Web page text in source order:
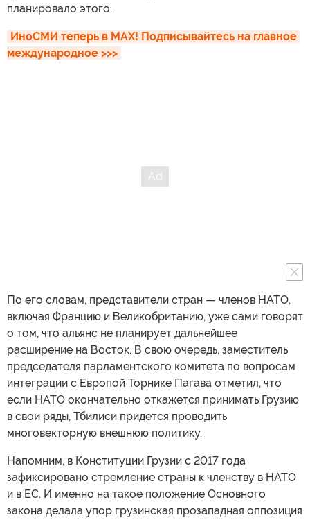
планировало этого.
ИноСМИ теперь в MAX! Подписывайтесь на главное
международное >>>
По его словам, представители стран — членов НАТО,
включая Францию и Великобританию, уже сами говорят
о том, что альянс не планирует дальнейшее
расширение на Восток. В свою очередь, заместитель
председателя парламентского комитета по вопросам
интеграции с Европой Торнике Пагава отметил, что
если НАТО окончательно откажется принимать Грузию
в свои ряды, Тбилиси придется проводить
многовекторную внешнюю политику.
Напомним, в Конституции Грузии с 2017 года
зафиксировано стремление страны к членству в НАТО
и в ЕС. И именно на такое положение Основного
закона делала упор грузинская прозападная оппозиция